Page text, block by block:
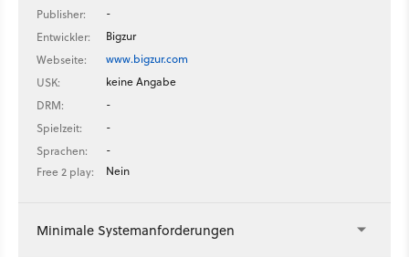
Publisher:
-
Entwickler:
Bigzur
Webseite:
www.bigzur.com
USK:
keine Angabe
DRM:
-
Spielzeit:
-
Sprachen:
-
Free 2 play:
Nein
Minimale Systemanforderungen